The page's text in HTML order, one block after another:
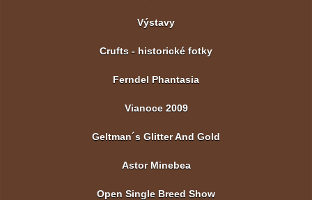
Výstavy
Crufts - historické fotky
Ferndel Phantasia
Vianoce 2009
Geltman´s Glitter And Gold
Astor Minebea
Open Single Breed Show